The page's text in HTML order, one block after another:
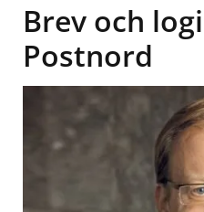
Brev och
Postnord